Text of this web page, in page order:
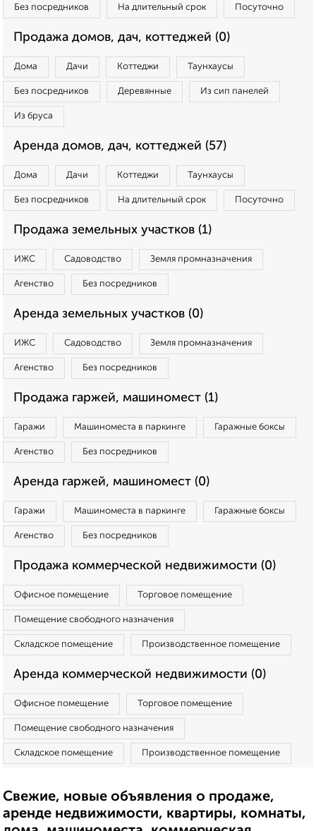
Без посредников На длительный срок Посуточно
Продажа домов, дач, коттеджей (0)
Дома Дачи Коттеджи Таунхаусы
Без посредников Деревянные Из сип панелей
Из бруса
Аренда домов, дач, коттеджей (57)
Дома Дачи Коттеджи Таунхаусы
Без посредников На длительный срок Посуточно
Продажа земельных участков (1)
ИЖС Садоводство Земля промназначения
Агенство Без посредников
Аренда земельных участков (0)
ИЖС Садоводство Земля промназначения
Агенство Без посредников
Продажа гаржей, машиномест (1)
Гаражи Машиноместа в паркинге Гаражные боксы
Агенство Без посредников
Аренда гаржей, машиномест (0)
Гаражи Машиноместа в паркинге Гаражные боксы
Агенство Без посредников
Продажа коммерческой недвижимости (0)
Офисное помещение Торговое помещение
Помещение свободного назначения
Складское помещение Производственное помещение
Аренда коммерческой недвижимости (0)
Офисное помещение Торговое помещение
Помещение свободного назначения
Складское помещение Производственное помещение
Свежие, новые объявления о продаже,
аренде недвижимости, квартиры, комнаты,